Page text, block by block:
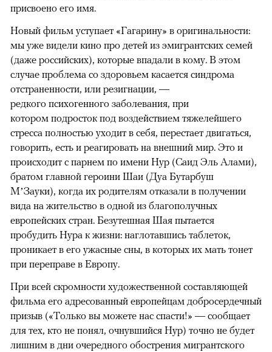
присвоено его имя.
Новый фильм уступает «Гагарину» в оригинальности:
мы уже видели кино про детей из эмигрантских семей
(даже российских), которые впадали в кому. В этом
случае проблема со здоровьем касается синдрома
отстраненности, или резигнации, —
редкого психогенного заболевания, при
котором подросток под воздействием тяжелейшего
стресса полностью уходит в себя, перестает двигаться,
говорить, есть и реагировать на внешний мир. Это и
происходит с парнем по имени Нур (Саид Эль Алами),
братом главной героини Шаи (Дуа Бутарбуш
М’Зауки), когда их родителям отказали в получении
вида на жительство в одной из благополучных
европейских стран. Безутешная Шая пытается
пробудить Нура к жизни: наглотавшись таблеток,
проникает в его ужасные сны, в которых их мать тонет
при переправе в Европу.
При всей скромности художественной составляющей
фильма его адресованный европейцам добросердечный
призыв («Только вы можете нас спасти!» — сообщает
для тех, кто не понял, очнувшийся Нур) точно не будет
лишним в дни очередного обострения мигрантского